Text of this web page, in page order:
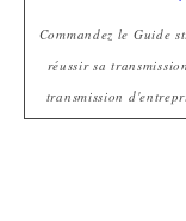
Commandez le Guide
réussir sa
transmission